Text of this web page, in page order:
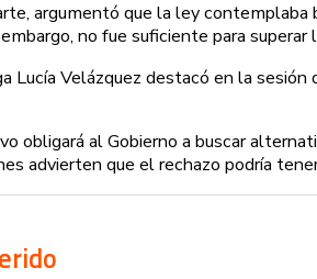
argumentó que la ley
no fue suficiente para
Lucía Velázquez destacó en la
obligará al Gobierno a buscar
advierten que el rechazo podría